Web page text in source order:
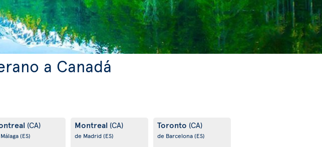
a Canadá
(CA)
(ES)
Montreal (CA)
de Madrid(ES)
Toronto (CA)
de Barcelona(ES)